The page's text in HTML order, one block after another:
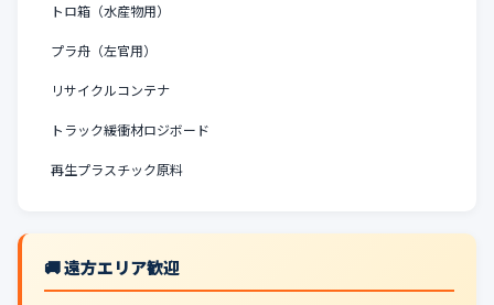
トロ箱（水産物用）
プラ舟（左官用）
リサイクルコンテナ
トラック緩衝材ロジボード
再生プラスチック原料
🚚 遠方エリア歓迎